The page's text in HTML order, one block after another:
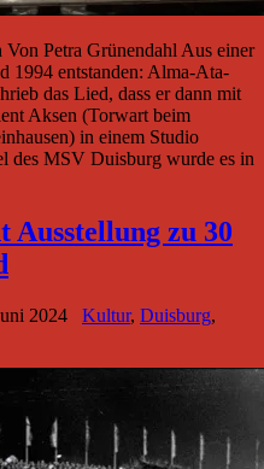
Petra Grünendahl Aus einer
1994 entstanden: Alma-Ata-
das Lied, dass er dann mit
Aksen (Torwart beim
in einem Studio
des MSV Duisburg wurde es in
Ausstellung zu 30
2024 Kultur, Duisburg,